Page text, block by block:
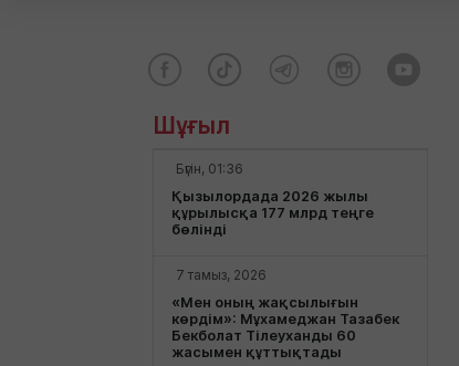
Шұғыл
Бүгін, 01:36
Қызылордада 2026 жылы
құрылысқа 177 млрд теңге
бөлінді
7 тамыз, 2026
«Мен оның жақсылығын
көрдім»: Мұхамеджан Тазабек
Бекболат Тілеуханды 60
жасымен құттықтады